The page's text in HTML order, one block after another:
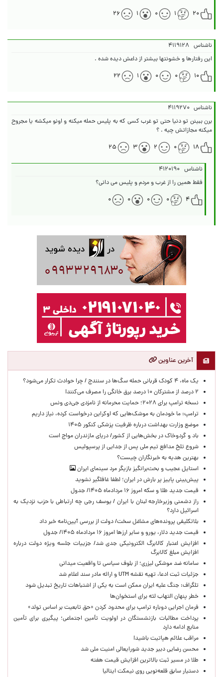
۲۰
۱ ۰ ۱ ۲۶
ناشناس ۴۱۱۹۱۲۸
این رفتارها و خشونتها بیشتر از داعش دیده شده .
۱۰
۰ ۰ ۱ ۲۲
ناشناس ۴۱۱۹۲۷۰
برن ببینن تو دنیا حتی تو غرب کسی که به پلیس حمله میکنه و اونو میکشه یا مجروح
میکنه مجازاتش چیه . ؟
۱۸
۰ ۲ ۳ ۲۵
ناشناس ۴۱۲۰۱۹۰
فقط همین را از غرب و مردم و پلیس می دانی؟
۴
۰ ۰ ۰ ۰
آخرین عناوین
یک ماه، ۴ کودک قربانی حمله سگ‌ها در سنندج / چرا حوادث تکرار می‌شود؟
۲ درصد از مشترکان ۱۰ درصد برق خانگی را مصرف می‌کنند!
نسخه ترامپ برای ۲۰۲۸؛ حمایت محرمانه از نامزدی جی‌دی ونس
ترامپ: ما خودمان به موشک‌هایی که اوکراین درخواست کرده، نیاز داریم
موضع وزارت بهداشت درباره ظرفیت پزشکی کنکور ۱۴۰۵
باد و گردوخاک در بخش‌هایی از کشور/ دریای مازندران مواج است
شروع تلخ مدافع تیم ملی پس از جدایی از پرسپولیس
بهترین هدیه به خبرنگاران چیست؟
استایل عجیب و بحث‌برانگیز بازیگر مرد سینمای ایران
پیش‌بینی پاییز پر بارش در ایران؛ لطفا غافلگیر نشوید
قیمت جدید طلا و سکه امروز ۱۶ مردادماه ۱۴۰۵/ جدول
راز دشمنی وزیرخارجه لبنان با ایران / یوسف رجی چه ارتباطی با حزب نزدیک به
اسرائیل دارد؟
بلاتکلیفی پرونده‌های مشاغل سخت/ دولت از بررسی آیین‌نامه خبر داد
قیمت جدید دلار، یورو و سایر ارزها امروز ۱۶ مردادماه ۱۴۰۵/ جدول
افزایش اعتبار کالابرگ الکترونیکی جدی شد/ جزییات جلسه ویژه دولت درباره
افزایش مبلغ کالابرگ
سامانه ضد موشکی لیزری؛ از بلوف سیاسی تا واقعیت میدانی
جزئیات ثبت ادعا، تهیه نقشه UTM و ارائه مادر سند اعلام شد
تلگراف: جنگ علیه ایران ممکن است به یکی از اشتباهات تاریخ تبدیل شود
خطر پنهان التهاب لثه برای استخوان‌ها
فرمان اجرایی دوباره ترامپ برای محدود کردن «حق تابعیت بر اساس تولد»
پرداخت مطالبات بازنشستگان در اولویت تأمین اجتماعی؛ پیگیری برای تأمین
منابع ادامه دارد
مراقب علائم هپاتیت باشید!
محسن رضایی دبیر جدید شورایعالی امنیت ملی شد
طلا در مسیر ثبت بالاترین افزایش قیمت هفته
دستیار سابق قلعه‌نویی روی نیمکت ایتالیا